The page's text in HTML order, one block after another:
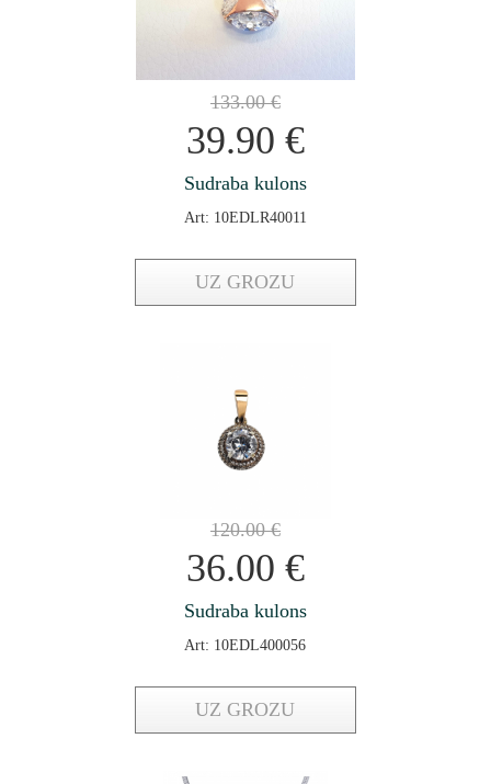
133.00€
39.90 €
Sudraba kulons
Art: 10EDLR40011
UZ GROZU
120.00€
36.00 €
Sudraba kulons
Art: 10EDL400056
UZ GROZU